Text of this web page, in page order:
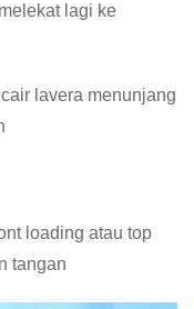
lagi ke
lavera menunjang
loading atau top
tangan